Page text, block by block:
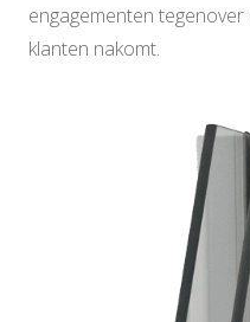
engagementen
klanten nakomt.